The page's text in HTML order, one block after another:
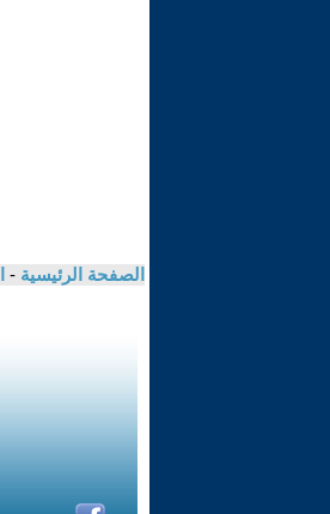
الصفحة الرئيسية -